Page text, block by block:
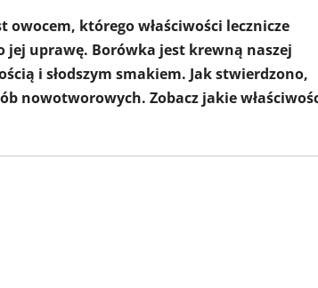
którego właściwości lecznicze
jej uprawę. Borówka jest krewną naszej
i słodszym smakiem. Jak stwierdzono,
nowotworowych. Zobacz jakie